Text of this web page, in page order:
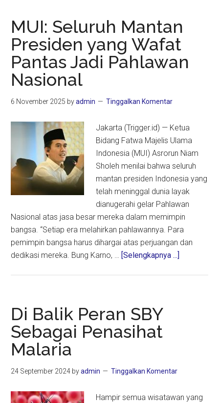
MUI: Seluruh Mantan
Presiden yang Wafat
Pantas Jadi Pahlawan
Nasional
6 November 2025 byadmin Tinggalkan Komentar
Jakarta (Trigger.id) — Ketua
Bidang Fatwa Majelis Ulama
Indonesia (MUI) Asrorun Niam
Sholeh menilai bahwa seluruh
mantan presiden Indonesia yang
telah meninggal dunia layak
dianugerahi gelar Pahlawan
Nasional atas jasa besar mereka dalam memimpin
bangsa. “Setiap era melahirkan pahlawannya. Para
pemimpin bangsa harus dihargai atas perjuangan dan
dedikasi mereka. Bung Karno, … [Selengkapnya ...]
Di Balik Peran SBY
Sebagai Penasihat
Malaria
24 September 2024 byadmin Tinggalkan Komentar
Hampir semua wisatawan yang